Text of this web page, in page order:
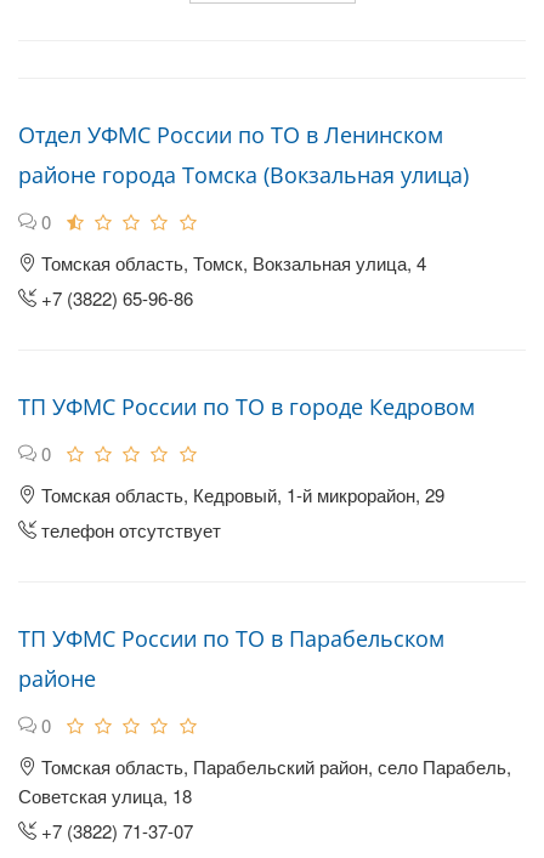
Отдел УФМС России по ТО в Ленинском
районе города Томска (Вокзальная улица)
0
Томская область, Томск, Вокзальная улица, 4
+7 (3822) 65-96-86
ТП УФМС России по ТО в городе Кедровом
0
Томская область, Кедровый, 1-й микрорайон, 29
телефон отсутствует
ТП УФМС России по ТО в Парабельском
районе
0
Томская область, Парабельский район, село Парабель,
Советская улица, 18
+7 (3822) 71-37-07